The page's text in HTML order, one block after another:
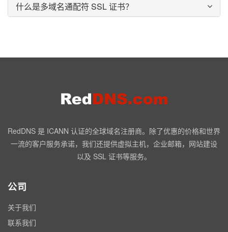
什么是多域名通配符 SSL 证书？
RedDNS 是 ICANN 认证的全球域名注册商。除了优惠的价格和世界
一流的客户服务承诺，我们还提供虚拟主机，企业邮箱，网站建设
以及 SSL 证书等服务。
公司
关于我们
联系我们